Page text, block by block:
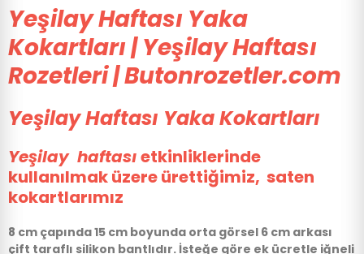
Yeşilay Haftası Yaka
Kokartları | Yeşilay Haftası
Rozetleri | Butonrozetler.com
Yeşilay Haftası Yaka Kokartları
Yeşilay haftasıetkinliklerinde
kullanılmak üzere ürettiğimiz, saten
kokartlarımız
8 cm çapında 15 cm boyunda orta görsel 6 cm arkası
çift taraflı silikon bantlıdır. İsteğe göre ek ücretle iğneli